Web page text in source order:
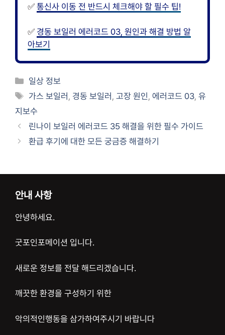
✅ 통신사 이동 전 반드시 체크해야 할 필수 팁!
✅ 경동 보일러 에러코드 03, 원인과 해결 방법 알
아보기
카
테
리
일상 정보
태
그
가스 보일러 경동 보일러 ,고장 원인 ,에러코드 03 ,유
지보수
린나이 보일러 에러코드 35 해결을 위한 필수 가이드
환급 후기에 대한 모든 궁금증 해결하기
안내 사항
안녕하세요.
굿포인포메이션 입니다.
새로운 정보를 전달 해드리겠습니다.
깨끗한 환경을 구성하기 위한
악의적인행동을 삼가하여주시기 바랍니다